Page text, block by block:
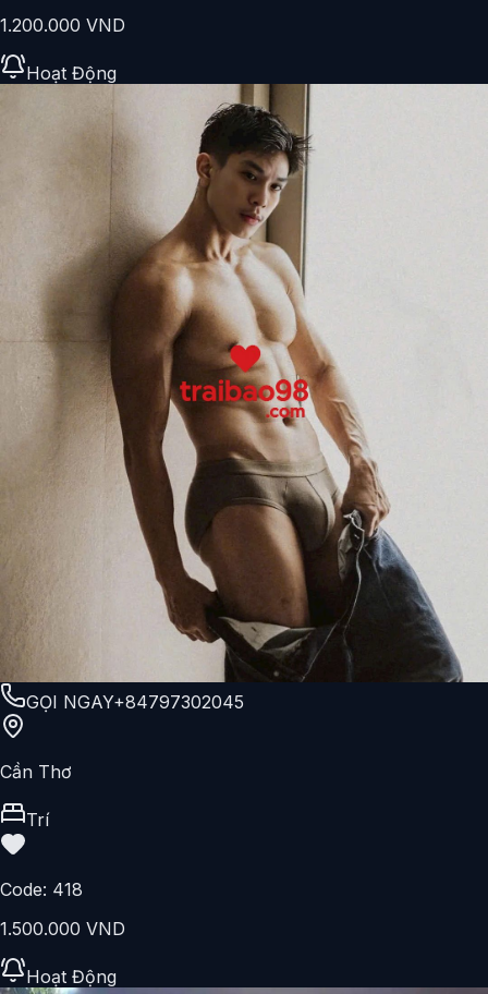
1.200.000 VND
Hoạt Động
GỌI NGAY+84797302045
Cần Thơ
Trí
Code: 418
1.500.000 VND
Hoạt Động